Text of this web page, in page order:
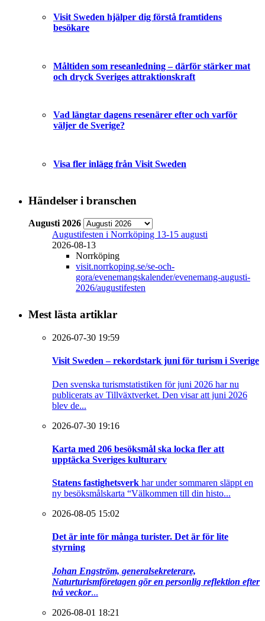
Visit Sweden hjälper dig förstå framtidens
besökare
Måltiden som reseanledning – därför stärker mat
och dryck Sveriges attraktionskraft
Vad längtar dagens resenärer efter och varför
väljer de Sverige?
Visa fler inlägg från Visit Sweden
Händelser i branschen
Augusti 2026
Augustifesten i Norrköping 13-15 augusti
2026-08-13
Norrköping
visit.norrkoping.se/se-och-
gora/evenemangskalender/evenemang-augusti-
2026/augustifesten
Mest lästa artiklar
2026-07-30 19:59
Visit Sweden – rekordstark juni för turism i Sverige
Den svenska turismstatistiken för juni 2026 har nu
publicerats av Tillväxtverket. Den visar att juni 2026
blev de...
2026-07-30 19:16
Karta med 206 besöksmål ska locka fler att
upptäcka Sveriges kulturarv
Statens fastighetsverk har under sommaren släppt en
ny besöksmålskarta “Välkommen till din histo...
2026-08-05 15:02
Det är inte för många turister. Det är för lite
styrning
Johan Engström, generalsekreterare,
Naturturismföretagen gör en personlig reflektion efter
två veckor...
2026-08-01 18:21